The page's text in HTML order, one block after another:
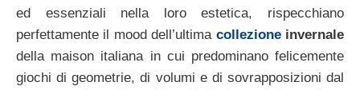
ed essenziali nella loro estetica, rispecchiano
perfettamente il mood dell’ultima collezioneinvernale
della maison italiana in cui predominano felicemente
giochi di geometrie, di volumi e di sovrapposizioni dal